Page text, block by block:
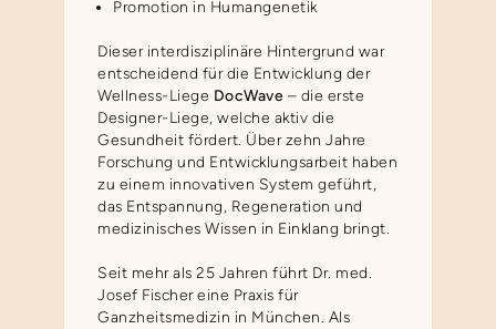
Promotion in Humangenetik
Dieser interdisziplinäre Hintergrund war
entscheidend für die Entwicklung der
Wellness-Liege DocWave – die erste
Designer-Liege, welche aktiv die
Gesundheit fördert. Über zehn Jahre
Forschung und Entwicklungsarbeit haben
zu einem innovativen System geführt,
das Entspannung, Regeneration und
medizinisches Wissen in Einklang bringt.
Seit mehr als 25 Jahren führt Dr. med.
Josef Fischer eine Praxis für
Ganzheitsmedizin in München. Als